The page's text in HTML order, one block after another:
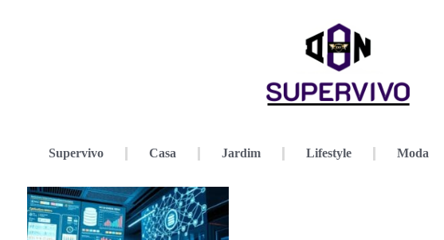
Supervivo Casa Jardim Lifestyle Moda